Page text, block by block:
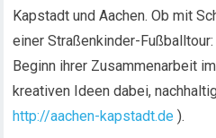
Kapstadt und Aachen. Ob mit
einer Straßenkinder-
Beginn ihrer Zusammenarbeit
kreativen Ideen dabei,
http://aachen-kapstadt.de ).